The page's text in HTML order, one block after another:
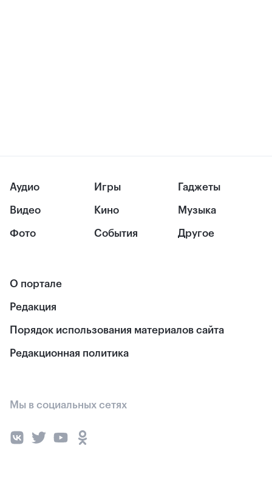
Аудио
Видео
Фото
Игры
Кино
События
Гаджеты
Музыка
Другое
О портале
Редакция
Порядок использования материалов сайта
Редакционная политика
Мы в социальных сетях